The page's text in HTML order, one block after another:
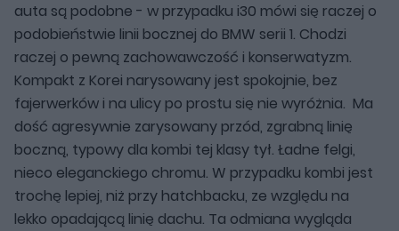
auta są podobne - w przypadku i30 mówi się raczej o
podobieństwie linii bocznej do BMW serii 1. Chodzi
raczej o pewną zachowawczość i konserwatyzm.
Kompakt z Korei narysowany jest spokojnie, bez
fajerwerków i na ulicy po prostu się nie wyróżnia. Ma
dość agresywnie zarysowany przód, zgrabną linię
boczną, typowy dla kombi tej klasy tył. Ładne felgi,
nieco eleganckiego chromu. W przypadku kombi jest
trochę lepiej, niż przy hatchbacku, ze względu na
lekko opadającą linię dachu. Ta odmiana wygląda